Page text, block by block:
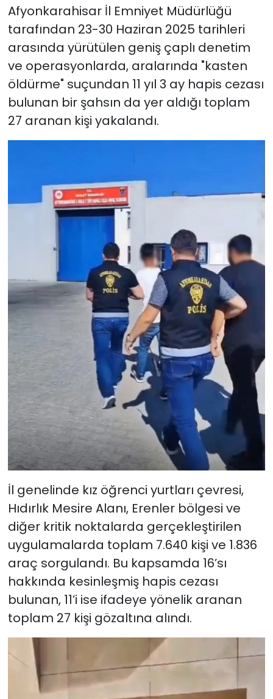
Afyonkarahisar İl Emniyet Müdürlüğü
tarafından 23-30 Haziran 2025 tarihleri
arasında yürütülen geniş çaplı denetim
ve operasyonlarda, aralarında "kasten
öldürme" suçundan 11 yıl 3 ay hapis cezası
bulunan bir şahsın da yer aldığı toplam
27 aranan kişi yakalandı.
İl genelinde kız öğrenci yurtları çevresi,
Hıdırlık Mesire Alanı, Erenler bölgesi ve
diğer kritik noktalarda gerçekleştirilen
uygulamalarda toplam 7.640 kişi ve 1.836
araç sorgulandı. Bu kapsamda 16’sı
hakkında kesinleşmiş hapis cezası
bulunan, 11’i ise ifadeye yönelik aranan
toplam 27 kişi gözaltına alındı.